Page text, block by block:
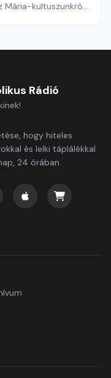
Mária-kultuszunkról,
Rádió
hogy hiteles
és lelki táplálékkal
24 órában.